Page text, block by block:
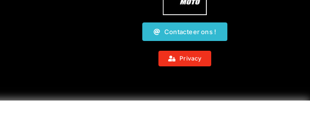
Contacteer ons !
Privacy